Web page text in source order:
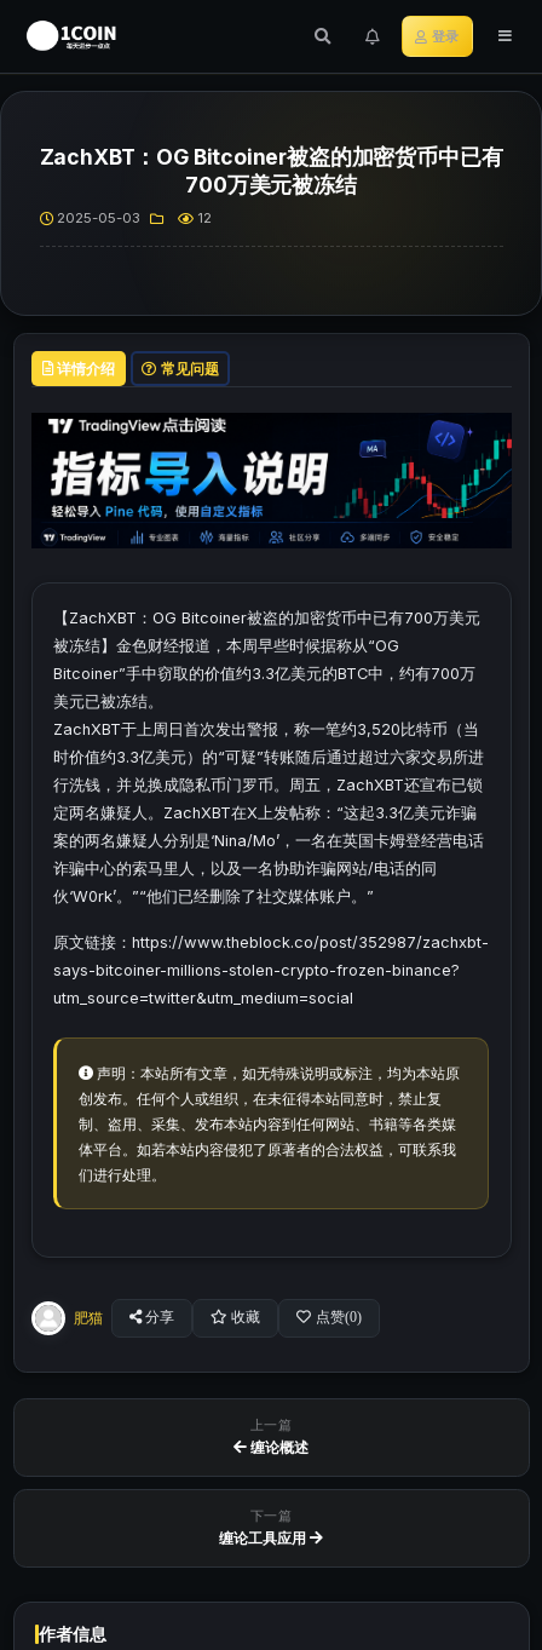
登录
ZachXBT：OG Bitcoiner被盗的加密货币中已有
700万美元被冻结
2025-05-03 12
详情介绍 常见问题
【ZachXBT：OG Bitcoiner被盗的加密货币中已有700万美元
被冻结】金色财经报道，本周早些时候据称从“OG
Bitcoiner”手中窃取的价值约3.3亿美元的BTC中，约有700万
美元已被冻结。
ZachXBT于上周日首次发出警报，称一笔约3,520比特币（当
时价值约3.3亿美元）的“可疑”转账随后通过超过六家交易所进
行洗钱，并兑换成隐私币门罗币。周五，ZachXBT还宣布已锁
定两名嫌疑人。ZachXBT在X上发帖称：“这起3.3亿美元诈骗
案的两名嫌疑人分别是‘Nina/Mo’，一名在英国卡姆登经营电话
诈骗中心的索马里人，以及一名协助诈骗网站/电话的同
伙‘W0rk’。”“他们已经删除了社交媒体账户。”
原文链接：https://www.theblock.co/post/352987/zachxbt-
says-bitcoiner-millions-stolen-crypto-frozen-binance?
utm_source=twitter&utm_medium=social
声明：本站所有文章，如无特殊说明或标注，均为本站原
创发布。任何个人或组织，在未征得本站同意时，禁止复
制、盗用、采集、发布本站内容到任何网站、书籍等各类媒
体平台。如若本站内容侵犯了原著者的合法权益，可联系我
们进行处理。
肥猫 分享 收藏 点赞(0)
上一篇
缠论概述
下一篇
缠论工具应用
作者信息